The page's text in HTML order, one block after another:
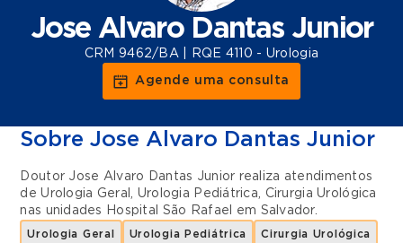
Jose Alvaro Dantas Junior
CRM 9462/BA | RQE 4110 - Urologia
Agende uma consulta
Sobre Jose Alvaro Dantas Junior
Doutor Jose Alvaro Dantas Junior realiza atendimentos
deUrologia Geral, Urologia Pediátrica, Cirurgia Urológica
nas unidades
Hospital São Rafael em Salvador.
Urologia Geral Urologia Pediátrica Cirurgia Urológica